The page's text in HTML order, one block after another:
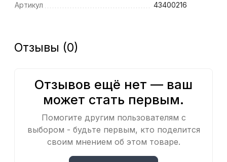
Артикул 43400216
Отзывы (0)
Отзывов ещё нет — ваш
может стать первым.
Помогите другим пользователям с
выбором - будьте первым, кто поделится
своим мнением об этом товаре.